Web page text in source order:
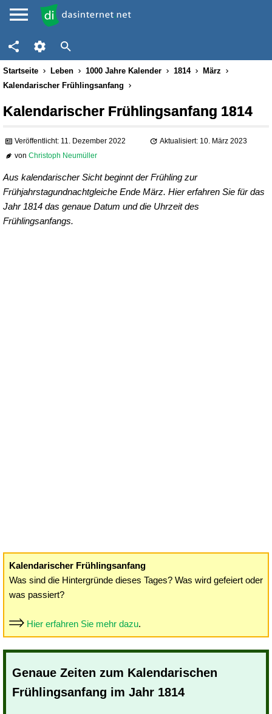
Startseite Leben 1000 Jahre Kalender 1814
März
Kalendarischer Frühlingsanfang
Kalendarischer Frühlingsanfang 1814
Veröffentlicht: 11. Dezember 2022
Aktualisiert: 10. März 2023
vonChristoph Neumüller
Aus kalendarischer Sicht beginnt der Frühling zur
Frühjahrstagundnachtgleiche Ende März. Hier erfahren Sie für das
Jahr 1814 das genaue Datum und die Uhrzeit des
Frühlingsanfangs.
Kalendarischer Frühlingsanfang
Was sind die Hintergründe dieses Tages? Was wird gefeiert oder
was passiert?
Hier erfahren Sie mehr dazu.
Genaue Zeiten zum Kalendarischen
Frühlingsanfang im Jahr 1814